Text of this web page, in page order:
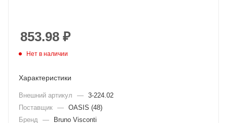
853.98 ₽
Нет в наличии
Характеристики
Внешний артикул — 3-224.02
Поставщик — OASIS (48)
Бренд
—
Bruno Visconti